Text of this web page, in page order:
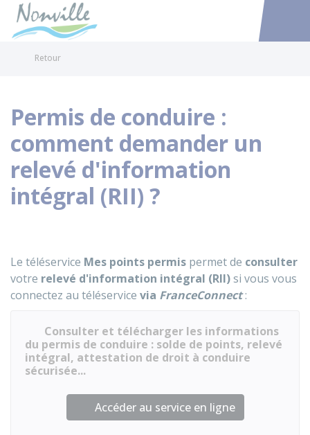
Accéder
Retour
Permis de conduire :
comment demander un
relevé d'information
intégral (RII) ?
Le téléservice Mes points permis permet de consulter
votre relevé d'information intégral (RII)si vous vous
connectez au téléservice via FranceConnect:
Consulter et télécharger les informations
du permis de conduire : solde de points, relevé
intégral, attestation de droit à conduire
sécurisée...
Accéder au service en ligne